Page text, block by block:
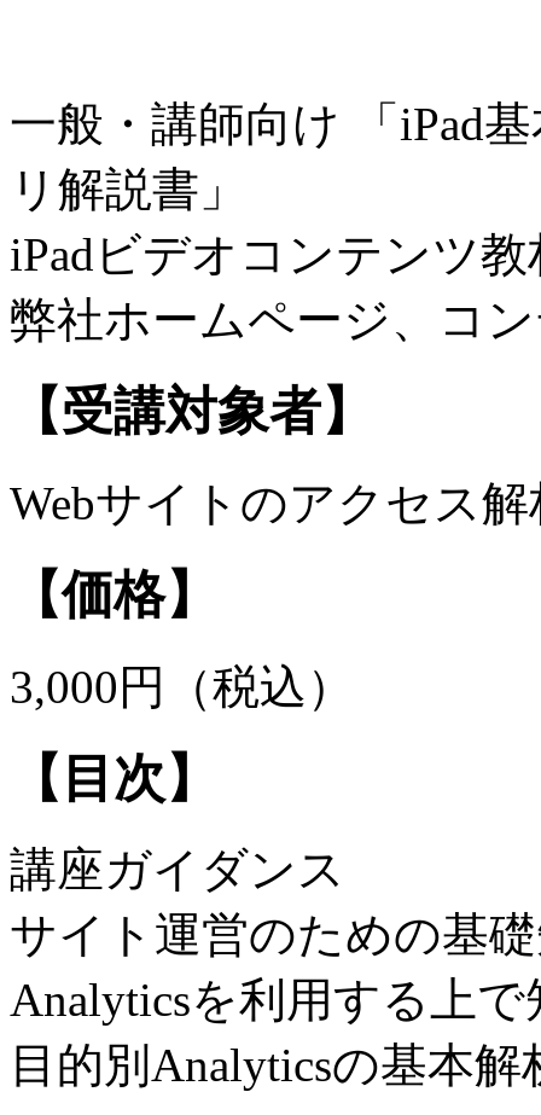
一般・講師向け 「iPad
リ解説書」
iPadビデオコンテンツ教
弊社ホームページ、コ
【受講対象者】
Webサイトのアクセス
【価格】
3,000円（税込）
【目次】
講座ガイダンス
サイト運営のための基
Analyticsを利用する上
目的別Analyticsの基本解